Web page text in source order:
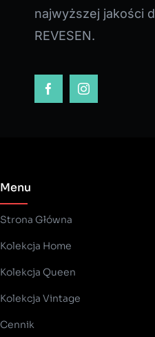
najwyższej jakości
REVESEN.
Menu
Strona Główna
Kolekcja Home
Kolekcja Queen
Kolekcja Vintage
Cennik